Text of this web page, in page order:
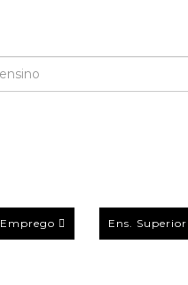
Emprego Ens. Superior